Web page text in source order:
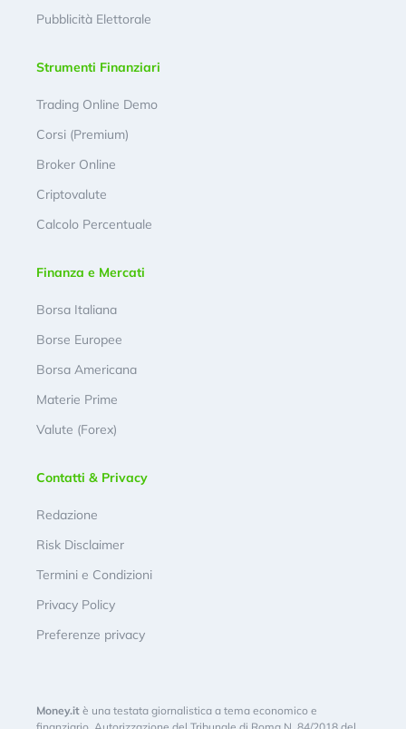
Pubblicità Elettorale
Strumenti Finanziari
Trading Online Demo
Corsi (Premium)
Broker Online
Criptovalute
Calcolo Percentuale
Finanza e Mercati
Borsa Italiana
Borse Europee
Borsa Americana
Materie Prime
Valute (Forex)
Contatti & Privacy
Redazione
Risk Disclaimer
Termini e Condizioni
Privacy Policy
Preferenze privacy
Money.it è una testata giornalistica a tema economico e